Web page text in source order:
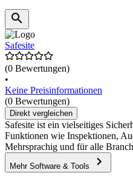
Safesite
(0 Bewertungen)
•
Keine Preisinformationen
(0 Bewertungen)
Direkt vergleichen
Safesite ist ein vielseitiges
Funktionen wie Inspektionen,
Mehrsprachig und für alle
Mehr Software & Tools